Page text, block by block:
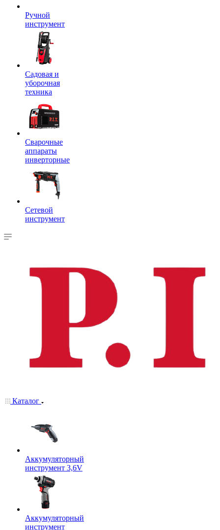
Ручной
инструмент
Садовая и
уборочная
техника
Сварочные
аппараты
инверторные
Сетевой
инструмент
Каталог
Аккумуляторный
инструмент 3,6V
Аккумуляторный
инструмент